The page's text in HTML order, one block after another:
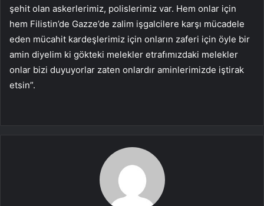
şehit olan askerlerimiz, polislerimiz var. Hem onlar için
hem Filistin’de Gazze’de zalim işgalcilere karşı mücadele
eden mücahit kardeşlerimiz için onların zaferi için öyle bir
amin diyelim ki gökteki melekler etrafımızdaki melekler
onlar bizi duyuyorlar zaten onlardır aminlerimizde iştirak
etsin”.